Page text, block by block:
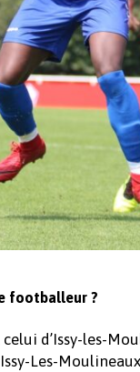
footballeur ?
d’Issy-les-
Les-